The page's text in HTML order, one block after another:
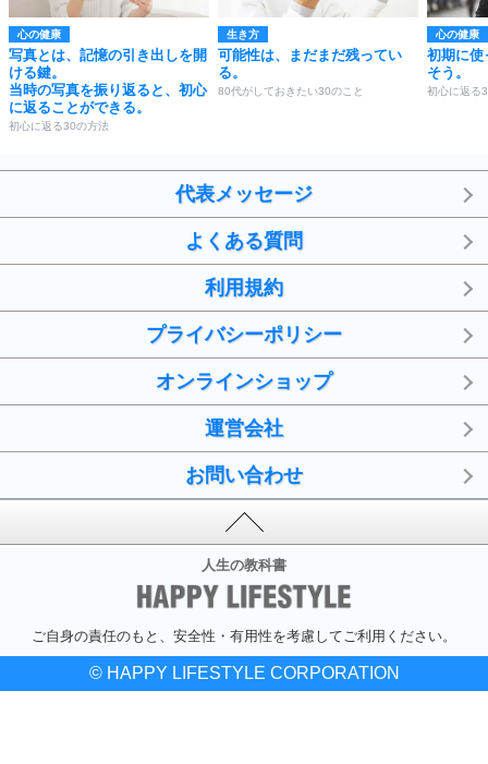
心の健康
写真とは、記憶の引き出しを開
ける鍵。
当時の写真を振り返ると、初心
に返ることができる。
初心に返る30の方法
生き方
可能性は、まだまだ残ってい
る。
80代がしておきたい30のこと
心の健康
初期に使
そう。
初心に返る
代表メッセージ
よくある質問
利用規約
プライバシーポリシー
オンラインショップ
運営会社
お問い合わせ
人生の教科書
ご自身の責任のもと、安全性・有用性を考慮してご利用ください。
© HAPPY LIFESTYLE CORPORATION